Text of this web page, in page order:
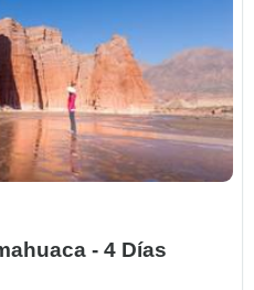
- 4 Días